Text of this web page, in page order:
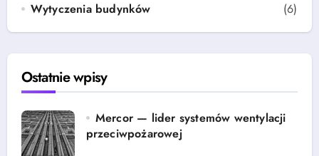
Wytyczenia budynków (6)
Ostatnie wpisy
Mercor — lider systemów wentylacji
przeciwpożarowej